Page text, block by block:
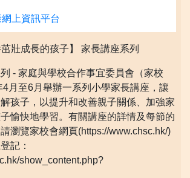
上資訊平台
成長的孩子】 家長講座系列
- 家庭與學校合作事宜委員會（家校
月至6月舉辦一系列小學家長講座，讓
孩子，以提升和改善親子關係、加強家
愉快地學習。有關講座的詳情及每節的
瀏覽家校會網頁(https://www.chsc.hk/)
記：
show_content.php?